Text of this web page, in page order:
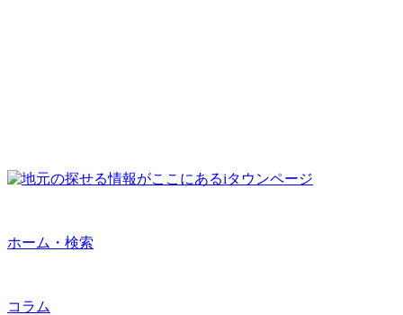
ホーム・検索
コラム